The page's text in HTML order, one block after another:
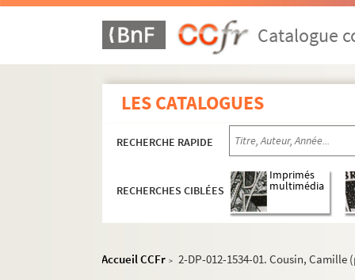
Catalogue
LES CATALOGUES
RECHERCHE RAPIDE
RECHERCHES CIBLÉES
Imprimés
multimédia
Accueil CCFr > 2-DP-012-1534-01. Cousin,